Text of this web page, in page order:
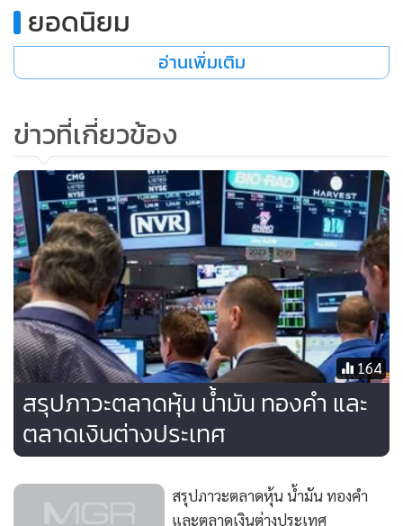
กลุ่มประเทศผู้ส่งออกน้ำมัน (โอเปก) และประเทศนอกกลุ่ม
โอเปก จะยังไม่เพิ่มกำลังการผลิตจนถึงสิ้นปีนี้ นอกจากนี้ ตลาด
ยังได้รับปัจจัยหนุนจากการคาดการณ์ที่ว่า สต๊อกน้ำมันดิบ
สัญญาน้ำมันดิบ WTI ส่งมอบเดือน ก.ค. เพิ่มขึ้น 1.48 ดอลลาร์
สหรัฐฯ หรือ 2.2% ปิดที่ 68.21 ดอลลาร์สหรัฐฯ ต่อบาร์เรล
สัญญาน้ำมันดิบเบรนต์ ส่งมอบเดือน ก.ค. พุ่งขึ้น 2.11 ดอลลาร์
สหรัฐฯ หรือ 2.8% ปิดที่ 77.50 ดอลลาร์สหรัฐฯ ต่อบาร์เรล
- สัญญาทองคำตลาดนิวยอร์กปิดบวกเมื่อคืนนี้ (30 พ.ค.) โดยได้
ปัจจัยหนุนจากสกุลเงินดอลลาร์สหรัฐฯ ที่อ่อนค่าลงเมื่อเทียบกับ
สกุลเงินหลักๆ หลังจากมีรายงานว่า ตัวเลขผลิตภัณฑ์มวลรวม
ภายในประเทศ (GDP) ของสหรัฐฯ ขยายตัวต่ำกว่าคาดในไตรมาส
เดือน ส.ค. เพิ่มขึ้น 2.4 ดอลลาร์สหรัฐฯ หรือ 0.18% ปิดที่
ยอดนิยม
อ่านเพิ่มเติม
ข่าวที่เกี่ยวข้อง
164
สรุปภาวะตลาดหุ้น น้ำมัน ทองคำ และ
ตลาดเงินต่างประเทศ
สรุปภาวะตลาดหุ้น น้ำมัน ทองคำ
และตลาดเงินต่างประเทศ